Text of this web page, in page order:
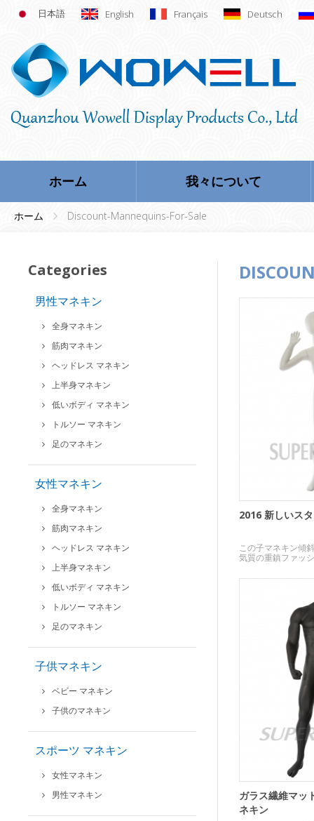
日本語 English Français Deutsch
ホーム 我々について
ホーム Discount-Mannequins-For-Sale
Categories
男性マネキン
全身マネキン
筋肉マネキン
ヘッドレス マネキン
上半身マネキン
低いボディ マネキン
トルソー マネキン
足のマネキン
女性マネキン
全身マネキン
筋肉マネキン
ヘッドレス マネキン
上半身マネキン
低いボディ マネキン
トルソー マネキン
足のマネキン
子供マネキン
ベビー マネキン
子供のマネキン
スポーツ マネキン
女性マネキン
男性マネキン
2016 新しいス
この子マネキン傾
気質の重鎮ファッ
イルを作る。
ガラス繊維マッ
ネキン